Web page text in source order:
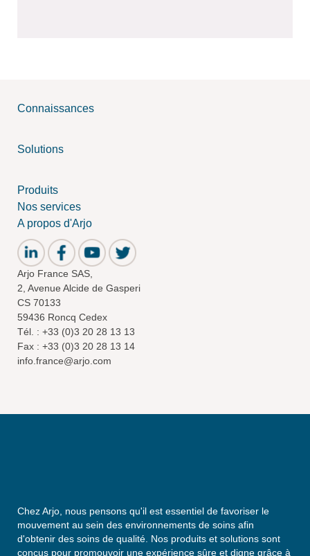
Connaissances
Solutions
Produits
Nos services
A propos d'Arjo
Arjo France SAS,
2, Avenue Alcide de Gasperi
CS 70133
59436 Roncq Cedex
Tél. : +33 (0)3 20 28 13 13
Fax : +33 (0)3 20 28 13 14
info.france@arjo.com
Chez Arjo, nous pensons qu'il est essentiel de favoriser le
mouvement au sein des environnements de soins afin
d'obtenir des soins de qualité. Nos produits et solutions sont
conçus pour promouvoir une expérience sûre et digne grâce à